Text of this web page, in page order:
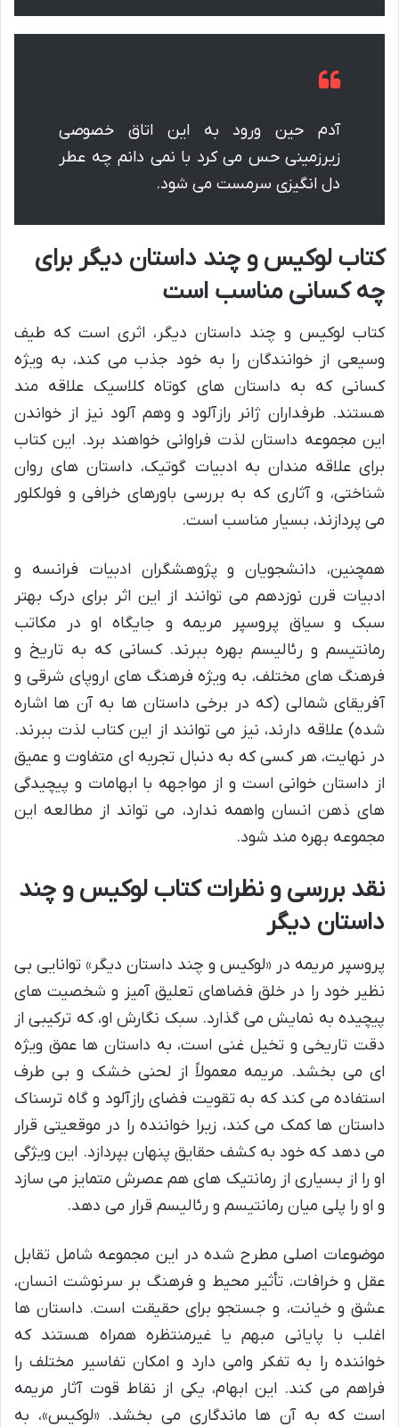
آدم حین ورود به این اتاق خصوصی
زیرزمینی حس می کرد با نمی دانم چه عطر
دل انگیزی سرمست می شود.
کتاب لوکیس و چند داستان دیگر برای
چه کسانی مناسب است
کتاب لوکیس و چند داستان دیگر، اثری است که طیف
وسیعی از خوانندگان را به خود جذب می کند، به ویژه
کسانی که به داستان های کوتاه کلاسیک علاقه مند
هستند. طرفداران ژانر رازآلود و وهم آلود نیز از خواندن
این مجموعه داستان لذت فراوانی خواهند برد. این کتاب
برای علاقه مندان به ادبیات گوتیک، داستان های روان
شناختی، و آثاری که به بررسی باورهای خرافی و فولکلور
می پردازند، بسیار مناسب است.
همچنین، دانشجویان و پژوهشگران ادبیات فرانسه و
ادبیات قرن نوزدهم می توانند از این اثر برای درک بهتر
سبک و سیاق پروسپر مریمه و جایگاه او در مکاتب
رمانتیسم و رئالیسم بهره ببرند. کسانی که به تاریخ و
فرهنگ های مختلف، به ویژه فرهنگ های اروپای شرقی و
آفریقای شمالی (که در برخی داستان ها به آن ها اشاره
شده) علاقه دارند، نیز می توانند از این کتاب لذت ببرند.
در نهایت، هر کسی که به دنبال تجربه ای متفاوت و عمیق
از داستان خوانی است و از مواجهه با ابهامات و پیچیدگی
های ذهن انسان واهمه ندارد، می تواند از مطالعه این
مجموعه بهره مند شود.
نقد بررسی و نظرات کتاب لوکیس و چند
داستان دیگر
پروسپر مریمه در «لوکیس و چند داستان دیگر» توانایی بی
نظیر خود را در خلق فضاهای تعلیق آمیز و شخصیت های
پیچیده به نمایش می گذارد. سبک نگارش او، که ترکیبی از
دقت تاریخی و تخیل غنی است، به داستان ها عمق ویژه
ای می بخشد. مریمه معمولاً از لحنی خشک و بی طرف
استفاده می کند که به تقویت فضای رازآلود و گاه ترسناک
داستان ها کمک می کند، زیرا خواننده را در موقعیتی قرار
می دهد که خود به کشف حقایق پنهان بپردازد. این ویژگی
او را از بسیاری از رمانتیک های هم عصرش متمایز می سازد
و او را پلی میان رمانتیسم و رئالیسم قرار می دهد.
موضوعات اصلی مطرح شده در این مجموعه شامل تقابل
عقل و خرافات، تأثیر محیط و فرهنگ بر سرنوشت انسان،
عشق و خیانت، و جستجو برای حقیقت است. داستان ها
اغلب با پایانی مبهم یا غیرمنتظره همراه هستند که
خواننده را به تفکر وامی دارد و امکان تفاسیر مختلف را
فراهم می کند. این ابهام، یکی از نقاط قوت آثار مریمه
است که به آن ها ماندگاری می بخشد. «لوکیس»، به